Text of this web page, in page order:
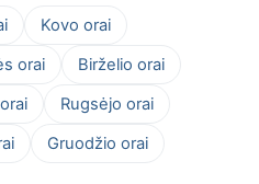
Kovo orai
orai
Birželio orai
Rugsėjo orai
Gruodžio orai